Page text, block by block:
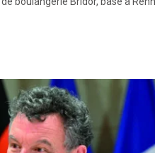
Leroy, Président de la Région